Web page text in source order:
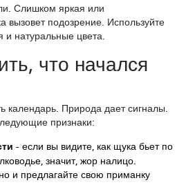
Слишком яркая или
вызовет подозрение. Используйте
и натуральные цвета.
что начался
календарь. Природа дает сигналы.
признаки:
- если вы видите, как щука бьет по
значит, жор налицо.
и предлагайте свою приманку